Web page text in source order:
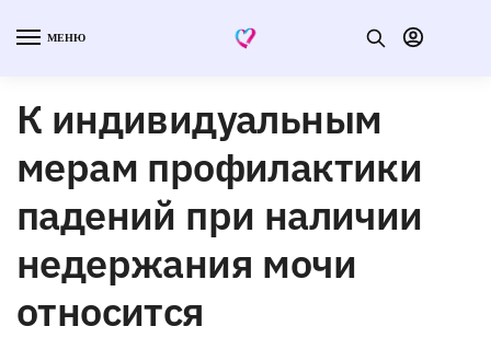
МЕНЮ
К индивидуальным
мерам профилактики
падений при наличии
недержания мочи
относится